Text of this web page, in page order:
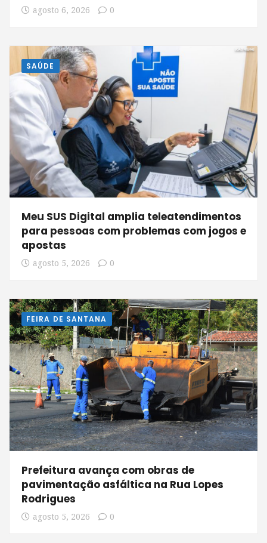
agosto 6, 2026 0
SAÚDE
Meu SUS Digital amplia teleatendimentos
para pessoas com problemas com jogos e
apostas
agosto 5, 2026 0
FEIRA DE SANTANA
Prefeitura avança com obras de
pavimentação asfáltica na Rua Lopes
Rodrigues
agosto 5, 2026 0